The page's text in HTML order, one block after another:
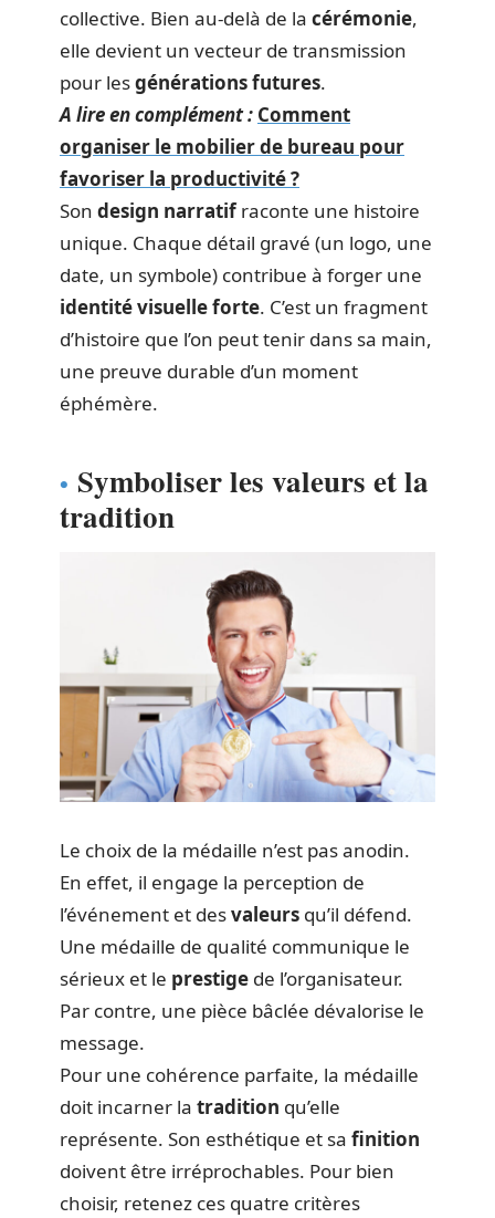
collective. Bien au-delà de la cérémonie,
elle devient un vecteur de transmission
pour lesgénérations futures.
A lire en complément : Comment
organiser le mobilier de bureau pour
favoriser la productivité ?
Son design narratifraconte une histoire
unique. Chaque détail gravé (un logo, une
date, un symbole) contribue à forger une
identité visuelleforte. C’est un fragment
d’histoire que l’on peut tenir dans sa main,
une preuve durable d’un moment
éphémère.
Symboliser les valeurs et la
tradition
Le choix de la médaille n’est pas anodin.
En effet, il engage la perception de
l’événement et desvaleurs qu’il défend.
Une médaille de qualité communique le
sérieux et le prestige de l’organisateur.
Par contre, une pièce bâclée dévalorise le
message.
Pour une cohérence parfaite, la médaille
doit incarner la tradition qu’elle
représente. Son esthétique et sa finition
doivent être irréprochables. Pour bien
choisir, retenez ces quatre critères